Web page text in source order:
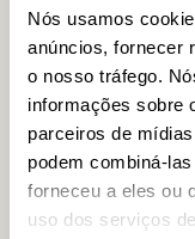
Nós usamos
anúncios, fornecer
o nosso tráfego.
informações sobre
parceiros de
podem combiná-
forneceu a eles ou
uso dos serviços
06 Omotesando Hills
Uma maravilha
comercial oferece
contemporâneos em
Jingumae, Shibuya-ku,